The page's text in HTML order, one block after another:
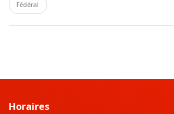
Fédéral
Horaires